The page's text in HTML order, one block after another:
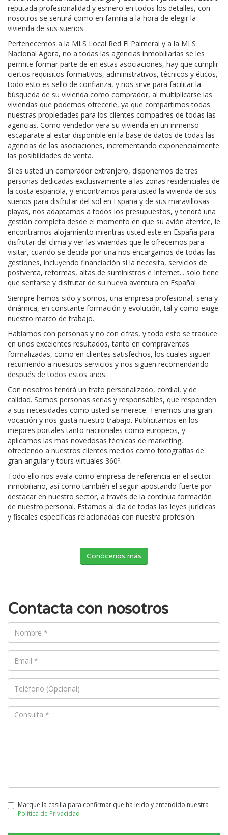
reputada profesionalidad y esmero en todos los detalles, con
nosotros se sentirá como en familia a la hora de elegir la
vivienda de sus sueños.
Pertenecemos a la MLS Local Red El Palmeral y a la MLS
Nacional Agora, no a todas las agencias inmobiliarias se les
permite formar parte de en estas asociaciones, hay que cumplir
ciertos requisitos formativos, administrativos, técnicos y éticos,
todo esto es sello de confianza, y nos sirve para facilitar la
búsqueda de su vivienda como comprador, al multiplicarse las
viviendas que podemos ofrecerle, ya que compartimos todas
nuestras propiedades para los clientes compadres de todas las
agencias. Como vendedor vera su vivienda en un inmenso
escaparate al estar disponible en la base de datos de todas las
agencias de las asociaciones, incrementando exponencialmente
las posibilidades de venta.
Si es usted un comprador extranjero, disponemos de tres
personas dedicadas exclusivamente a las zonas residenciales de
la costa española, y encontramos para usted la vivienda de sus
sueños para disfrutar del sol en España y de sus maravillosas
playas, nos adaptamos a todos los presupuestos, y tendrá una
gestión completa desde el momento en que su avión aterrice, le
encontramos alojamiento mientras usted este en España para
disfrutar del clima y ver las viviendas que le ofrecemos para
visitar, cuando se decida por una nos encargamos de todas las
gestiones, incluyendo financiación si la necesita, servicios de
postventa, reformas, altas de suministros e Internet... solo tiene
que sentarse y disfrutar de su nueva aventura en España!
Siempre hemos sido y somos, una empresa profesional, seria y
dinámica, en constante formación y evolución, tal y como exige
nuestro marco de trabajo.
Hablamos con personas y no con cifras, y todo esto se traduce
en unos excelentes resultados, tanto en compraventas
formalizadas, como en clientes satisfechos, los cuales siguen
recurriendo a nuestros servicios y nos siguen recomendando
después de todos estos años.
Con nosotros tendrá un trato personalizado, cordial, y de
calidad. Somos personas serias y responsables, que responden
a sus necesidades como usted se merece. Tenemos una gran
vocación y nos gusta nuestro trabajo. Publicitamos en los
mejores portales tanto naciionales como europeos, y
aplicamos las mas novedosas técnicas de marketing,
ofreciendo a nuestros clientes medios como fotografías de
gran angular y tours virtuales 360º.
Todo ello nos avala como empresa de referencia en el sector
inmobiliario, así como también el seguir apostando fuerte por
destacar en nuestro sector, a través de la continua formación
de nuestro personal. Estamos al día de todas las leyes jurídicas
y fiscales específicas relacionadas con nuestra profesión.
Conócenos más
Contacta con nosotros
Marque la casilla para confirmar que ha leido y entendido nuestra
Politica de Privacidad